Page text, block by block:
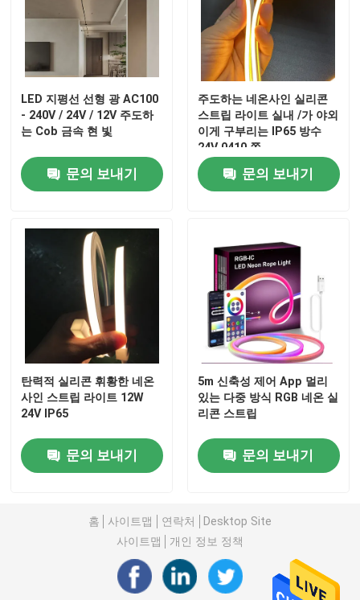
LED 지평선 선형 광 AC100
- 240V / 24V / 12V 주도하
는 Cob 금속 현 빛
문의 보내기
주도하는 네온사인 실리콘
스트립 라이트 실내 /가 야외
이게 구부리는 IP65 방수
24V 0410 쪽
문의 보내기
탄력적 실리콘 휘황한 네온
사인 스트립 라이트 12W
24V IP65
문의 보내기
5m 신축성 제어 App 멀리
있는 다중 방식 RGB 네온 실
리콘 스트립
문의 보내기
홈 사이트맵 연락처
Desktop Site
사이트맵
개인 정보 정책